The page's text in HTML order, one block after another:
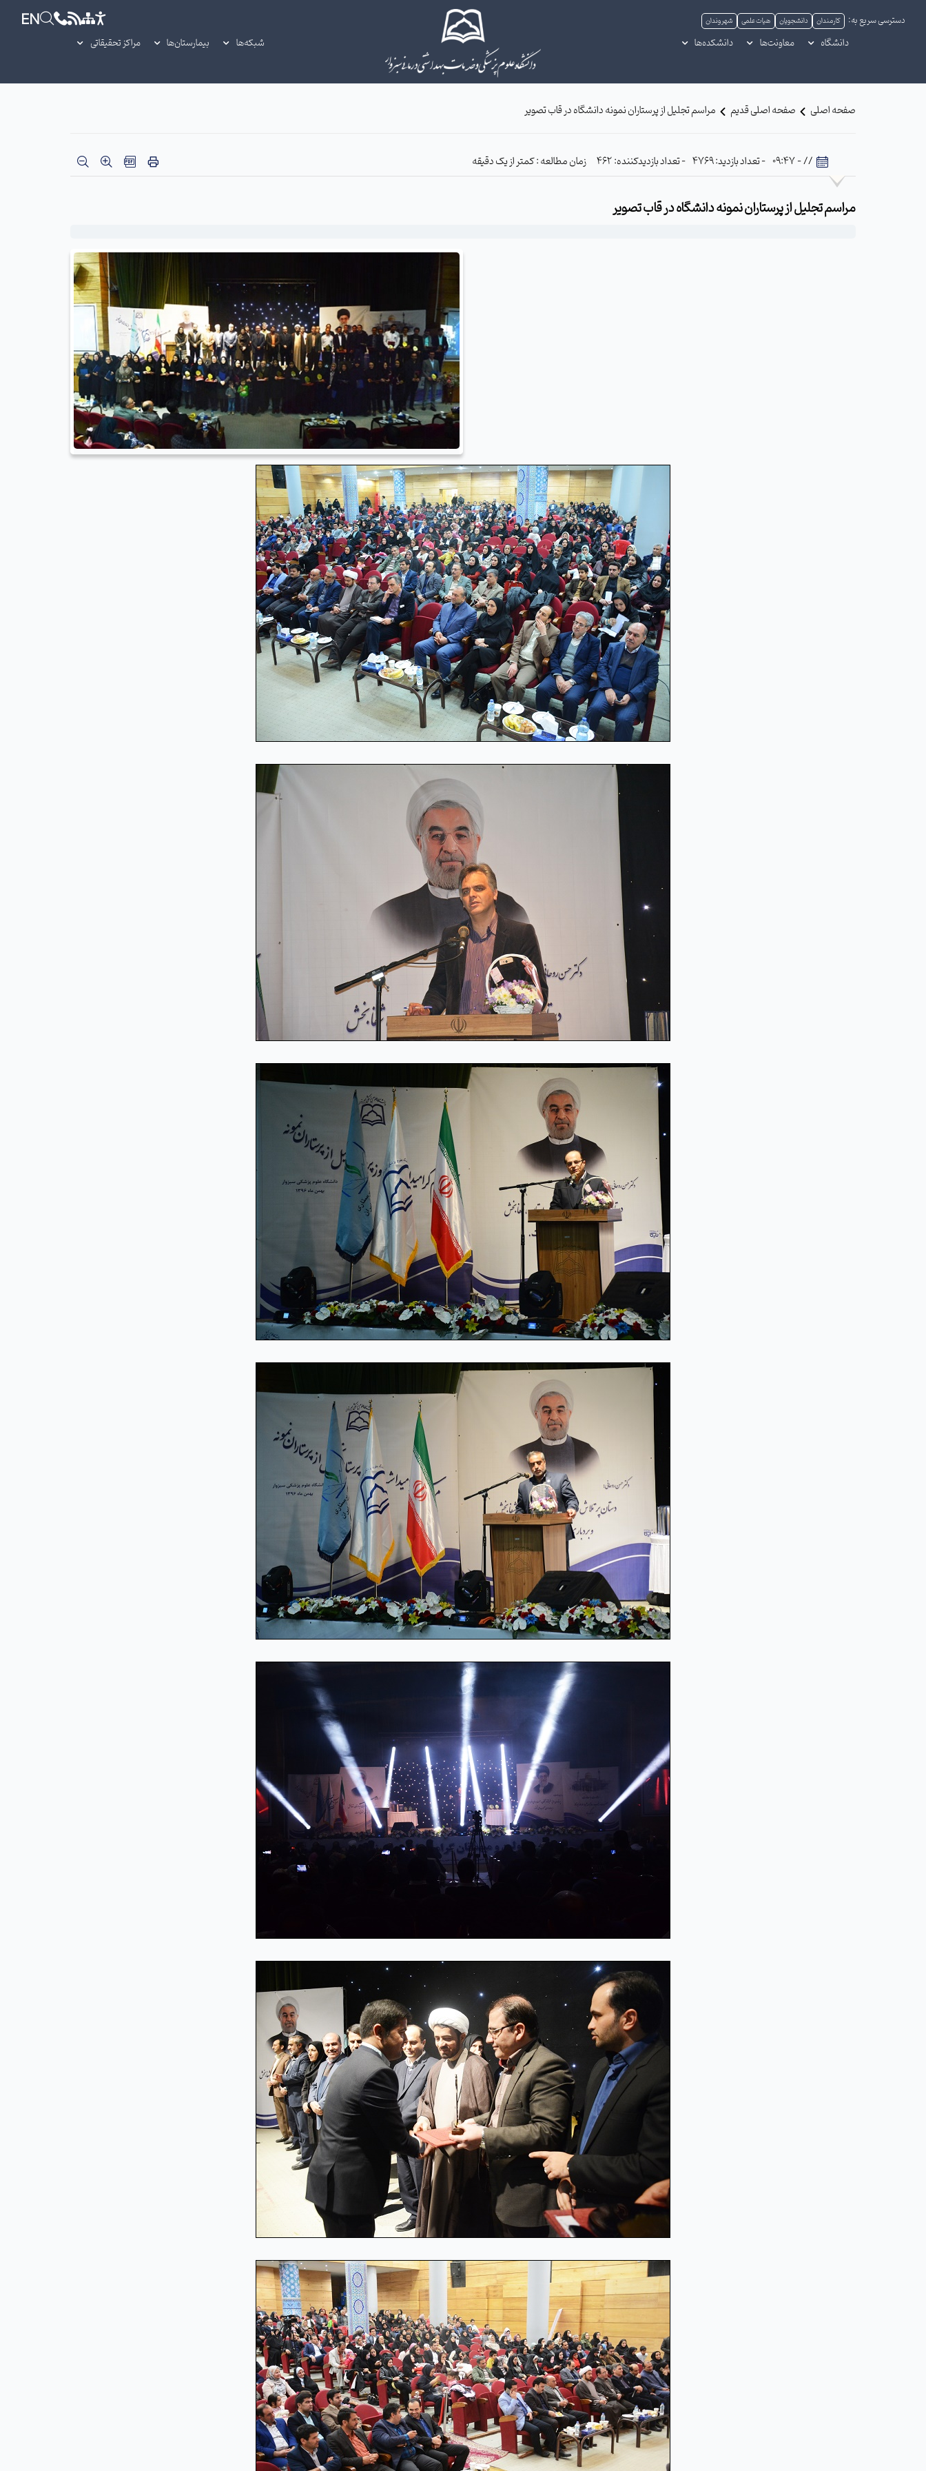
دسترسی سریع به: کارمندان دانشجویان هیات علمی شهروندان EN
دانشگاه معاونت‌ها دانشکده‌ها شبکه‌ها بیمارستان‌ها مراکز تحقیقاتی
صفحه اصلی صفحه اصلی قدیم مراسم تجلیل از پرستاران نمونه دانشگاه در قاب تصویر
// - 09:47 - تعداد بازدید: 4769 - تعداد بازدیدکننده: 462 زمان مطالعه : کمتر از یک دقیقه
مراسم تجلیل از پرستاران نمونه دانشگاه در قاب تصویر